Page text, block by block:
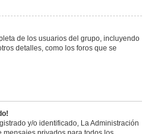
de los usuarios del grupo, incluyendo
detalles, como los foros que se
y/o identificado, La Administración